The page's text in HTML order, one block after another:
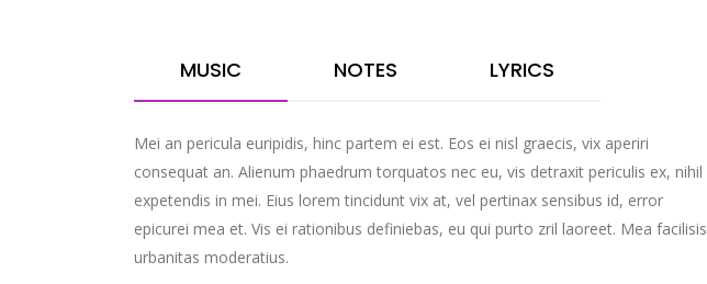
MUSIC NOTES LYRICS
Mei an pericula euripidis, hinc partem ei est. Eos ei nisl graecis, vix aperiri
consequat an. Alienum phaedrum torquatos nec eu, vis detraxit periculis ex, nihil
expetendis in mei. Eius lorem tincidunt vix at, vel pertinax sensibus id, error
epicurei mea et. Vis ei rationibus definiebas, eu qui purto zril laoreet. Mea facilisis
urbanitas moderatius.